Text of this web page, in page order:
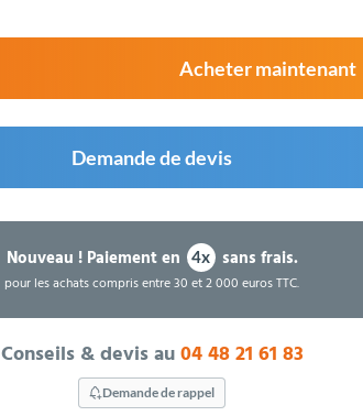
Acheter maintenant
Demande de devis
Nouveau !Paiement en 4x sans frais.
pour les achats compris entre 30 et 2 000 euros TTC.
Conseils & devis au04 48 21 61 83
Demande de rappel